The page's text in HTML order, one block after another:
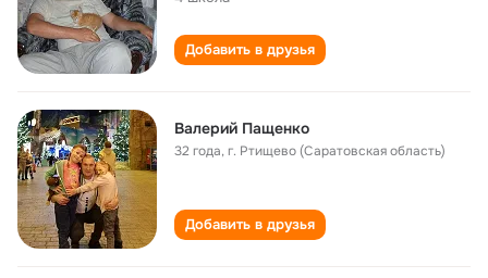
Добавить в друзья
Валерий Пащенко
32 года,г. Ртищево (Саратовская область)
Добавить в друзья